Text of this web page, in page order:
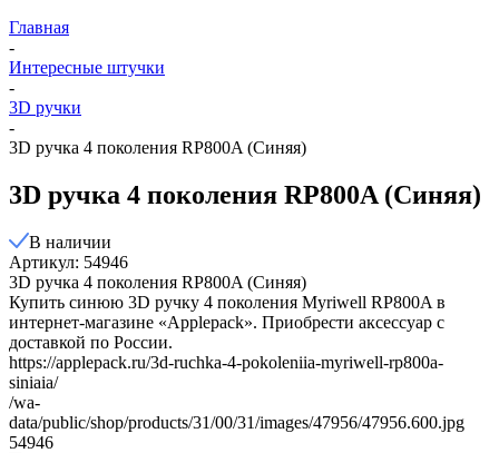
Главная
-
Интересные штучки
-
3D ручки
-
3D ручка 4 поколения RP800A (Синяя)
3D ручка 4 поколения RP800A (Синяя)
В наличии
Артикул: 54946
3D ручка 4 поколения RP800A (Синяя)
Купить синюю 3D ручку 4 поколения Myriwell RP800A в
интернет-магазине «Applepack». Приобрести аксессуар с
доставкой по России.
https://applepack.ru/3d-ruchka-4-pokoleniia-myriwell-rp800a-
siniaia/
/wa-
data/public/shop/products/31/00/31/images/47956/47956.600.jpg
54946